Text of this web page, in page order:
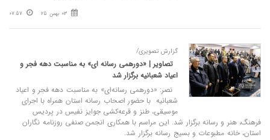
03 بهمن 25 07:57
گزارش تصویری/
تصاویر | «دورهمی رسانه‌ ای» به مناسبت دهه فجر و
اعیاد شعبانیه برگزار شد
نصر: «دورهمی رسانه‌ای» به مناسبت دهه فجر و اعیاد
شعبانیه با حضور اصحاب رسانه استان همراه با اجرای
موسیقی، طنز و قرعه‌کشی جوایز نفیس در پردیس
فرهنگ، هنر و رسانه برگزار شد. این مراسم با همکاری انجمن صنفی روزنامه نگاران
استان، خانه مطبوعات و بسیج رسانه برگزار شد.